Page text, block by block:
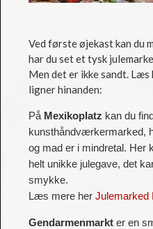
Ved første øjekast kan du
har du set et tysk
Men det er ikke sandt. Læs
ligner hinanden:
På Mexikoplatz kan du
kunsthåndværkermarked,
og mad er i mindretal. Her
helt unikke julegave, det
smykke.
Læs mere her Julemarked
Gendarmenmarkt er en